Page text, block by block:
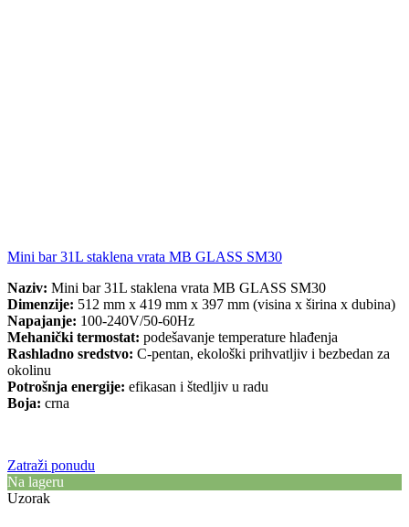
Mini bar 31L staklena vrata MB GLASS SM30
Naziv: Mini bar 31L staklena vrata MB GLASS SM30
Dimenzije: 512 mm x 419 mm x 397 mm (visina x širina x dubina)
Napajanje: 100-240V/50-60Hz
Mehanički termostat: podešavanje temperature hlađenja
Rashladno sredstvo: C-pentan, ekološki prihvatljiv i bezbedan za
okolinu
Potrošnja energije: efikasan i štedljiv u radu
Boja: crna
Zatraži ponudu
Na lageru
Uzorak